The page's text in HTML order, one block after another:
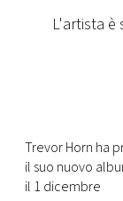
FOTO
VIDEO
L'artista è
Trevor Horn ha
il suo nuovo
il 1 dicembre